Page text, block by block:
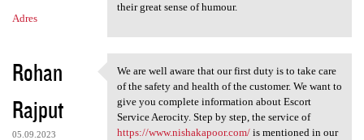
Adres
their great sense of humour.
Rohan
Rajput
05.09.2023
We are well aware that our
We are well aware that our first duty is to take care
of the safety and health of the customer. We want to
give you complete information about Escort
Service Aerocity. Step by step, the service of
https://www.nishakapoor.com/is mentioned in our